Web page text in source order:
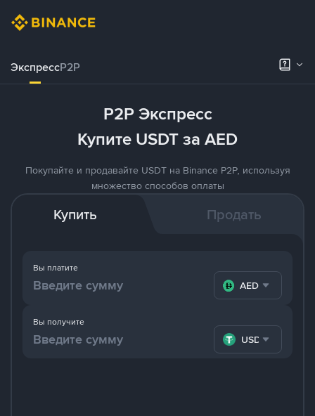
ЭкспрессP2P
P2P Экспресс
Купите USDT за AED
Покупайте и продавайте USDT на Binance P2P, используя
множество способов оплаты
Купить Продать
Вы платите
AED
Вы получите
USDT